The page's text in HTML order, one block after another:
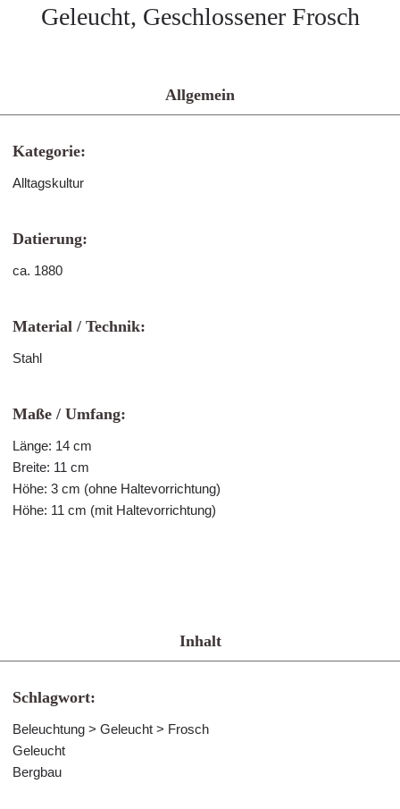
Geleucht, Geschlossener Frosch
Allgemein
Kategorie:
Alltagskultur
Datierung:
ca. 1880
Material / Technik:
Stahl
Maße / Umfang:
Länge: 14 cm
Breite: 11 cm
Höhe: 3 cm (ohne Haltevorrichtung)
Höhe: 11 cm (mit Haltevorrichtung)
Inhalt
Schlagwort:
Beleuchtung > Geleucht > Frosch
Geleucht
Bergbau